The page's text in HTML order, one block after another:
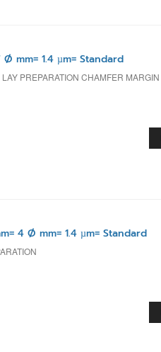
Ø mm= 1.4 µm= Standard
PREPARATION CHAMFER MARGIN
4 Ø mm= 1.4 µm= Standard